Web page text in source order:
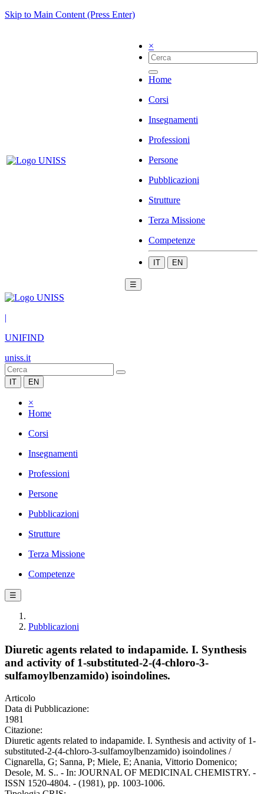
Skip to Main Content (Press Enter)
×
Home
Corsi
Insegnamenti
Professioni
Persone
Pubblicazioni
Strutture
Terza Missione
Competenze
IT EN
☰
|
UNIFIND
uniss.it
IT EN
×
Home
Corsi
Insegnamenti
Professioni
Persone
Pubblicazioni
Strutture
Terza Missione
Competenze
☰
Pubblicazioni
Diuretic agents related to indapamide. I. Synthesis
and activity of 1-substituted-2-(4-chloro-3-
sulfamoylbenzamido) isoindolines.
Articolo
Data di Pubblicazione:
1981
Citazione:
Diuretic agents related to indapamide. I. Synthesis and activity of 1-
substituted-2-(4-chloro-3-sulfamoylbenzamido) isoindolines /
Cignarella, G; Sanna, P; Miele, E; Anania, Vittorio Domenico;
Desole, M. S.. - In: JOURNAL OF MEDICINAL CHEMISTRY. -
ISSN 1520-4804. - (1981), pp. 1003-1006.